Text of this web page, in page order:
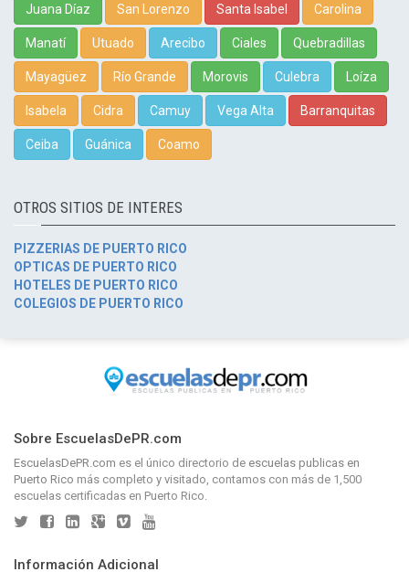
Juana Díaz San Lorenzo Santa Isabel Carolina
Manatí Utuado Arecibo Ciales Quebradillas
Mayagüez Río Grande Morovis Culebra Loíza
Isabela Cidra Camuy Vega Alta Barranquitas
Ceiba Guánica Coamo
OTROS SITIOS DE INTERES
PIZZERIAS DE PUERTO RICO
OPTICAS DE PUERTO RICO
HOTELES DE PUERTO RICO
COLEGIOS DE PUERTO RICO
Sobre EscuelasDePR.com
EscuelasDePR.com es el único directorio de escuelas publicas en
Puerto Rico más completo y visitado, contamos con más de 1,500
escuelas certificadas en Puerto Rico.
Información Adicional